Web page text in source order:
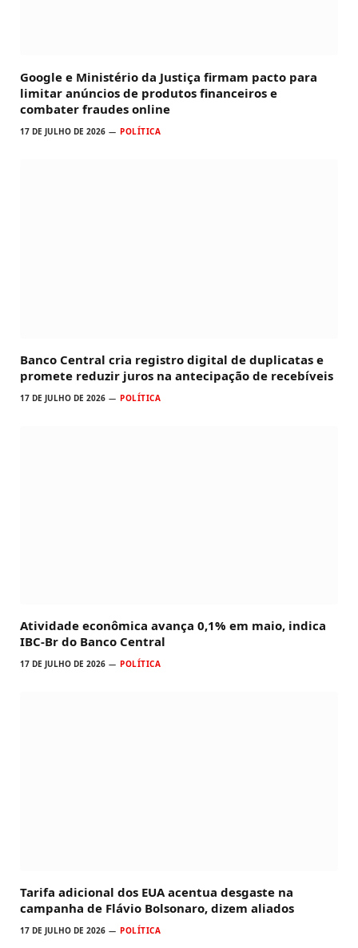
Google e Ministério da Justiça firmam pacto para
limitar anúncios de produtos financeiros e
combater fraudes online
17 DE JULHO DE 2026 POLÍTICA
Banco Central cria registro digital de duplicatas e
promete reduzir juros na antecipação de recebíveis
17 DE JULHO DE 2026 POLÍTICA
Atividade econômica avança 0,1% em maio, indica
IBC-Br do Banco Central
17 DE JULHO DE 2026 POLÍTICA
Tarifa adicional dos EUA acentua desgaste na
campanha de Flávio Bolsonaro, dizem aliados
17 DE JULHO DE 2026 POLÍTICA